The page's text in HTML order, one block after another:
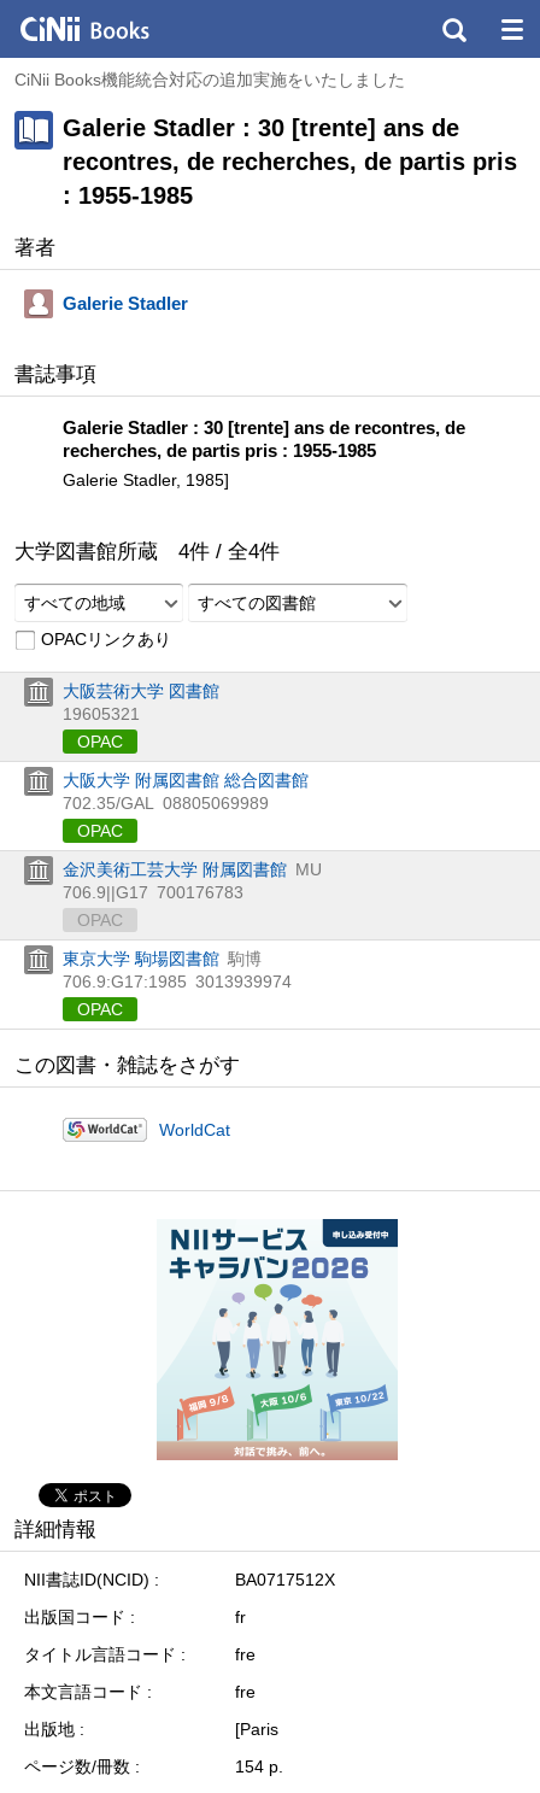
CiNii Books機能統合対応の追加実施をいたしました
Galerie Stadler : 30 [trente] ans de
recontres, de recherches, de partis pris
: 1955-1985
著者
Galerie Stadler
書誌事項
Galerie Stadler : 30 [trente] ans de recontres, de
recherches, de partis pris : 1955-1985
Galerie Stadler, 1985]
大学図書館所蔵 4件 / 全4件
すべての地域
すべての図書館
OPACリンクあり
大阪芸術大学 図書館
19605321
OPAC
大阪大学 附属図書館 総合図書館
702.35/GAL
08805069989
OPAC
金沢美術工芸大学 附属図書館 MU
706.9||G17 700176783
OPAC
東京大学 駒場図書館 駒博
706.9:G17:1985 3013939974
OPAC
この図書・雑誌をさがす
WorldCat
詳細情報
NII書誌ID(NCID)
BA0717512X
出版国コード
fr
タイトル言語コード
fre
本文言語コード
fre
出版地
[Paris
ページ数/冊数
154 p.